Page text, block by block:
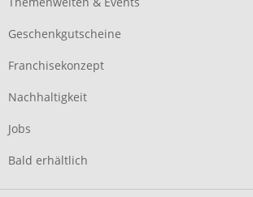
Geschenkgutscheine
Franchisekonzept
Nachhaltigkeit
Jobs
Bald erhältlich